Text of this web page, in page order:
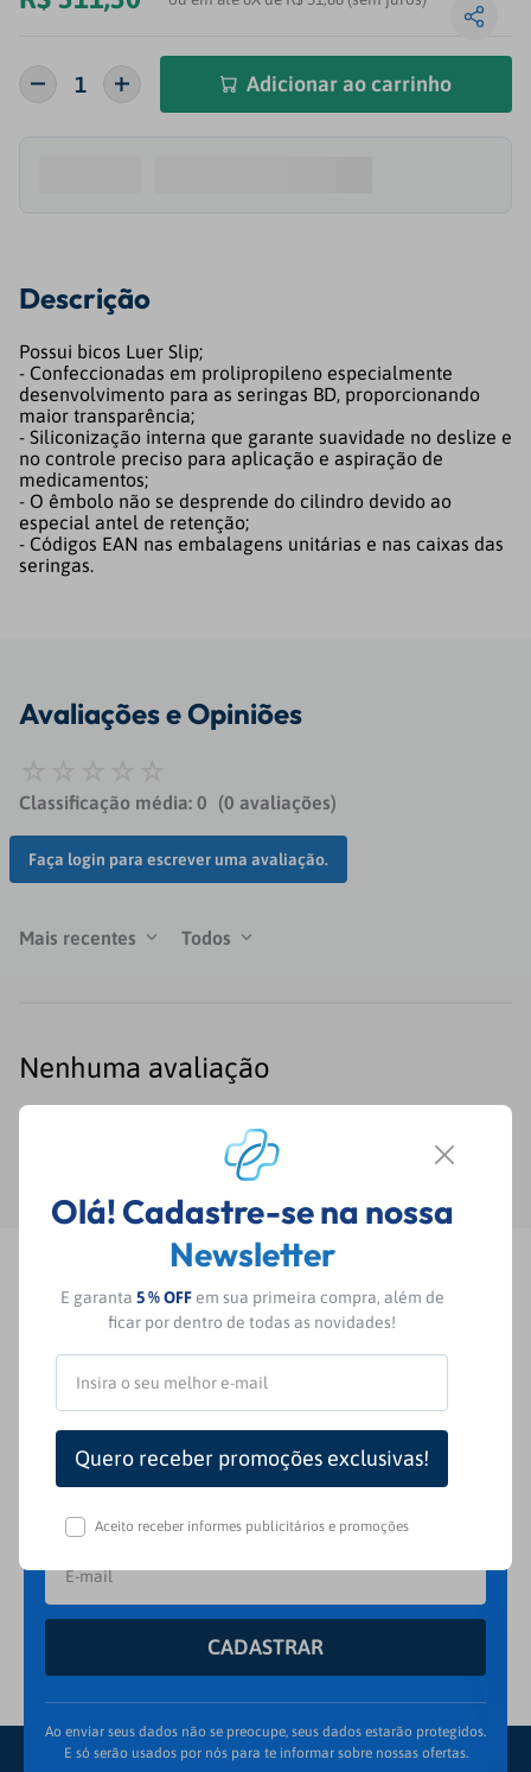
Olá! Cadastre-se na nossa
Newsletter
E garanta 5 % OFFem sua primeira compra, além de
ficar por dentro de todas as novidades!
Aceito receber informes publicitários e promoções
Adicionar ao carrinho
Descrição
Possui bicos Luer Slip;
- Confeccionadas em prolipropileno especialmente
desenvolvimento para as seringas BD, proporcionando
maior transparência;
- Siliconização interna que garante suavidade no deslize e
no controle preciso para aplicação e aspiração de
medicamentos;
- O êmbolo não se desprende do cilindro devido ao
especial antel de retenção;
- Códigos EAN nas embalagens unitárias e nas caixas das
seringas.
Avaliações
Classificação média: 0 (0 avaliações)
Faça login para escrever uma avaliação.
Mais recentes Todos
Nenhuma avaliação
Fique por dentro das nossas
novidades e ofertas exclusivas!
Inscreva-se em nossa Newsletter e seja receba de
primeira mão nossas novidades e ofertas
exclusivas. Aproveite!
CADASTRAR
Ao enviar seus dados não se preocupe, seus dados estarão protegidos.
E só serão usados por nós para te informar sobre nossas ofertas.